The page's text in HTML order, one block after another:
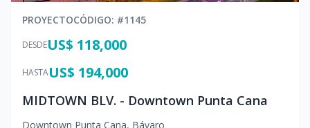
PROYECTOCÓDIGO: #1145
DESDEUS$ 118,000
HASTAUS$ 194,000
MIDTOWN BLV. - Downtown Punta Cana
Downtown Punta Cana, Bávaro